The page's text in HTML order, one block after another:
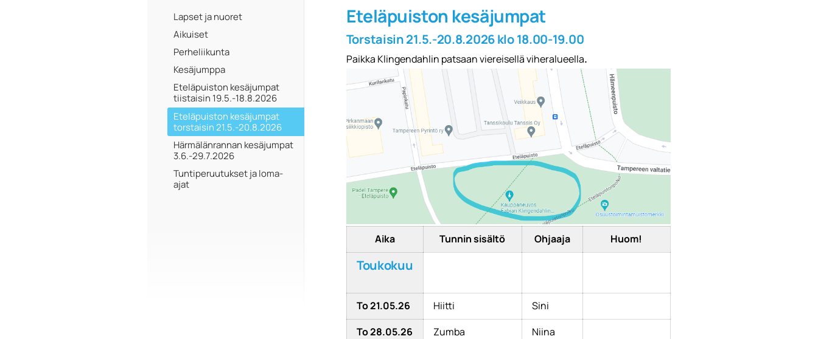
Lapset ja nuoret
Aikuiset
Perheliikunta
Kesäjumppa
Eteläpuiston kesäjumpat
tiistaisin 19.5.-18.8.2026
Eteläpuiston kesäjumpat
torstaisin 21.5.-20.8.2026
Härmälänrannan kesäjumpat
3.6.-29.7.2026
Tuntiperuutukset ja loma-
ajat
Eteläpuiston kesäjumpat
Torstaisin 21.5.-20.8.2026klo 18.00-19.00
Paikka Klingendahlin patsaan viereisellä viheralueella.
Aika Tunnin sisältö Ohjaaja Huom!
Toukokuu
To 21.05.26 Hiitti
Sini
To 28.05.26
Zumba Niina